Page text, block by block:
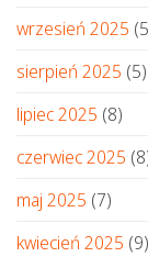
wrzesień 2025
sierpień 2025 (5)
lipiec 2025 (8)
czerwiec 2025
maj 2025 (7)
kwiecień 2025 (9)